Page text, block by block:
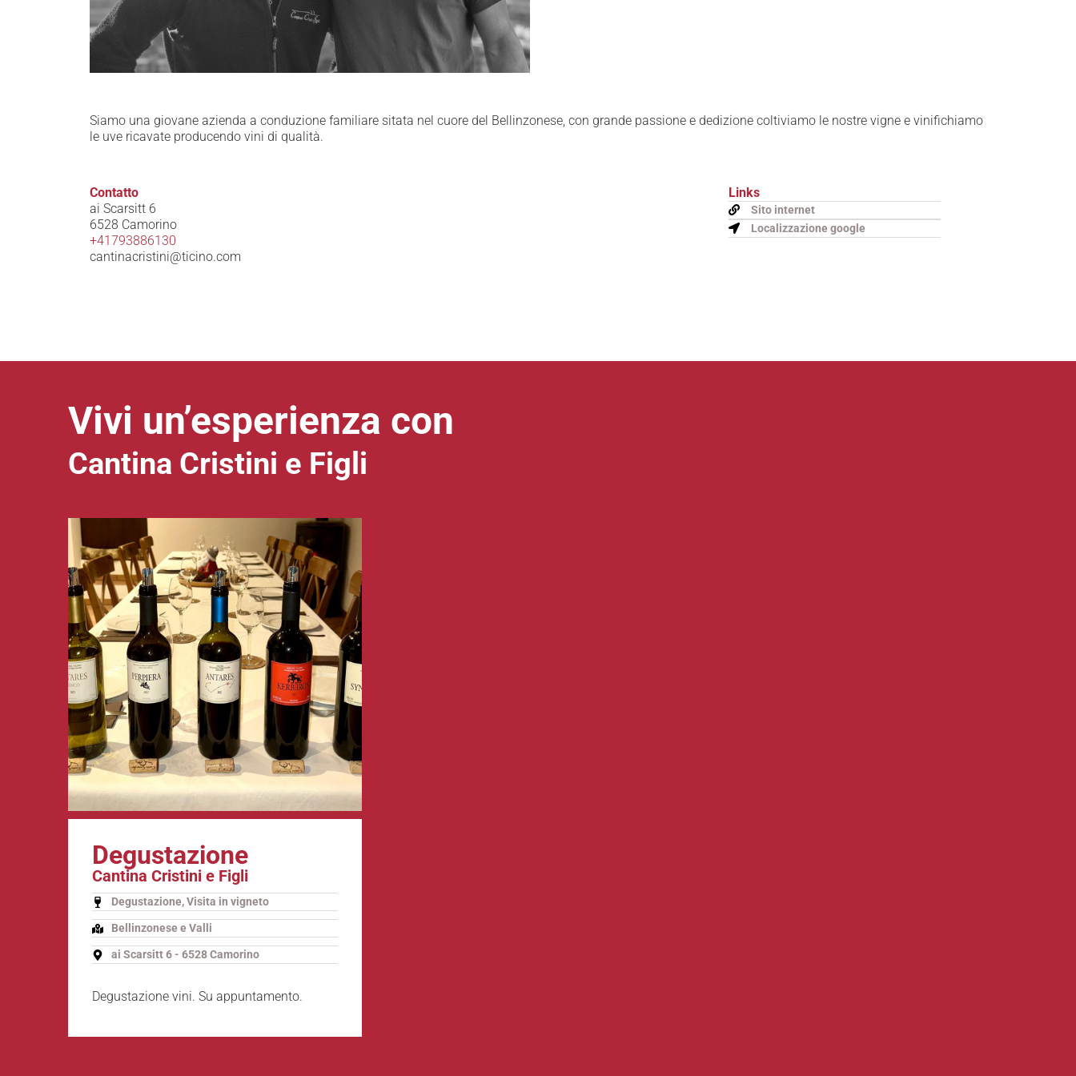
Siamo una giovane azienda a conduzione familiare sitata nel cuore del Bellinzonese, con grande passione e dedizione coltiviamo le nostre vigne e vinifichiamo
le uve ricavate producendo vini di qualità.
Contatto
ai Scarsitt 6
6528 Camorino
+41793886130
cantinacristini@ticino.com
Links
Sito internet
Localizzazione google
Vivi un’esperienza con
Cantina Cristini e Figli
Degustazione
Cantina Cristini e Figli
Degustazione, Visita in vigneto
Bellinzonese e Valli
ai Scarsitt 6 - 6528 Camorino
Degustazione vini. Su appuntamento.